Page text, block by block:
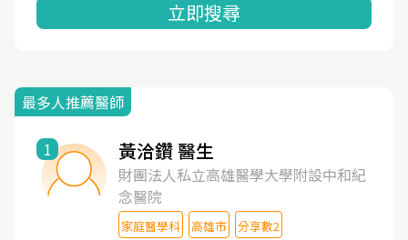
立即搜尋
最多人推薦醫師
1 黃洽鑽 醫生
財團法人私立高雄醫學大學附設中和紀
念醫院
家庭醫學科 高雄市 分享數2